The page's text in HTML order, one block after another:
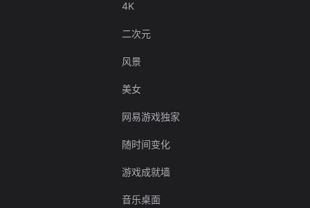
4K
二次元
风景
美女
网易游戏独家
随时间变化
游戏成就墙
音乐桌面